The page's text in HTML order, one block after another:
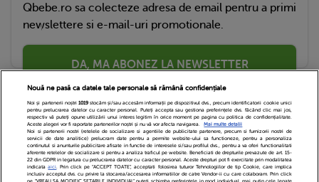
Qbebe.ro sa colecteze adresa de email pentru a primi
newslettere si e-mail-uri promotionale.
DA, MA ABONEZ LA NEWSLETTER
Nouă ne pasă ca datele tale personale să rămână confidențiale
Noi și partenerii noștri 1019stocăm și/sau accesăm informații pe dispozitivul dvs., precum identificatorii cookie unici
pentru prelucrarea datelor cu caracter personal. Puteți accepta sau gestiona preferințele dvs. făcând clic mai jos,
respectiv vă puteți opune utilizării unui interes legitim în orice moment pe pagina cu politica de confidențialitate.
Aceste alegeri vor fi raportate partenerilor noștri și nu vă vor afecta navigarea.
Mai multe detalii
Noi si partenerii nostri (retelele de socializare si agentiile de publicitate partenere, precum si furnizorii nostri de
servicii de date analitice) prelucram date pentru a permite website-ului sa functioneze, pentru a personaliza
continutul si anunturile publicitare afisate in functie de interesele si/sau profilul dvs., pentru a va oferi functionalitati
aferente retelelor de socializare si pentru a analiza traficul pe website. Beneficiati de drepturile prevazute de art. 15-
22 din GDPR in legatura cu prelucrarea datelor cu caracter personal. Aceste drepturi pot fi exercitate prin modalitatea
indicataaici. Prin click pe “ACCEPT TOATE”, acceptati folosirea tuturor Tehnologiilor de tip Cookie, care implica
inclusiv acceptul dvs. cu privire la stocarea/accesarea informatiilor de catre Vendor-ii cu care colaboram. Prin click